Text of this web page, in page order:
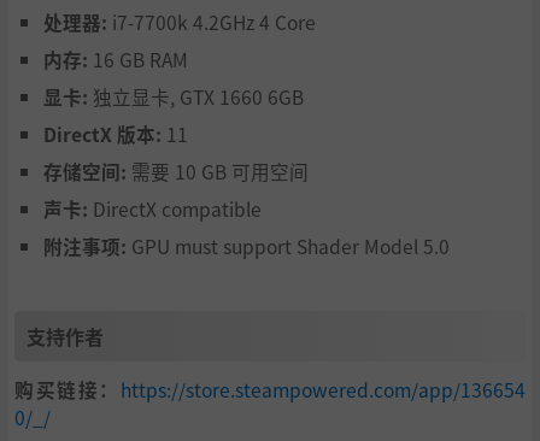
在这里看到。
处理器: i7-7700k 4.2GHz 4 Core
内存: 16 GB RAM
显卡: 独立显卡, GTX 1660 6GB
DirectX 版本: 11
存储空间: 需要 10 GB 可用空间
声卡: DirectX compatible
附注事项: GPU must support Shader Model 5.0
支持作者
购买链接： https://store.steampowered.com/app/136654
0/_/